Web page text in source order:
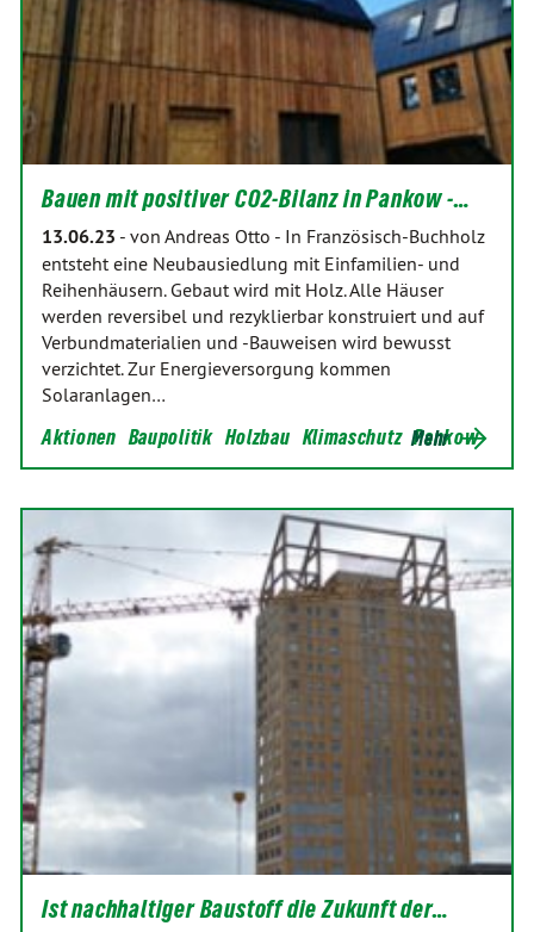
Bauen mit positiver CO2-Bilanz in Pankow -…
13.06.23 - von Andreas Otto - In Französisch-Buchholz
entsteht eine Neubausiedlung mit Einfamilien- und
Reihenhäusern. Gebaut wird mit Holz. Alle Häuser
werden reversibel und rezyklierbar konstruiert und auf
Verbundmaterialien und -Bauweisen wird bewusst
verzichtet. Zur Energieversorgung kommen
Solaranlagen…
Aktionen Baupolitik Holzbau Klimaschutz Pankow
Mehr
Ist nachhaltiger Baustoff die Zukunft der…